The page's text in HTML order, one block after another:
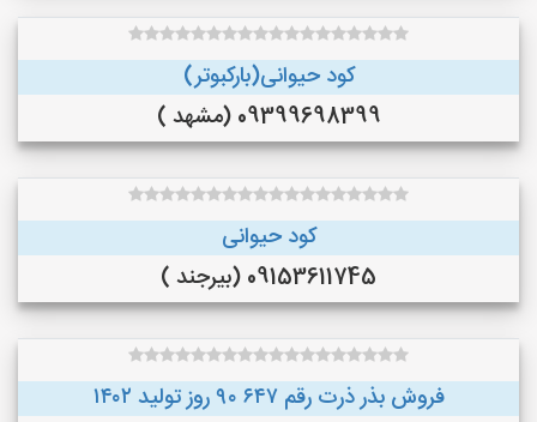
کود حیوانی(بارکبوتر)
09399698399 (مشهد )
کود حیوانی
09153611745 (بیرجند )
فروش بذر ذرت رقم ۶۴۷ ۹۰ روز تولید ۱۴۰۲